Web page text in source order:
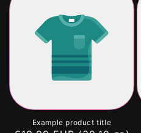
Example product title